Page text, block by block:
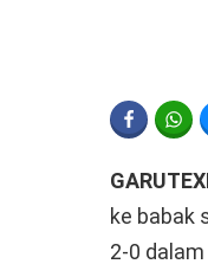
ke babak
2-0